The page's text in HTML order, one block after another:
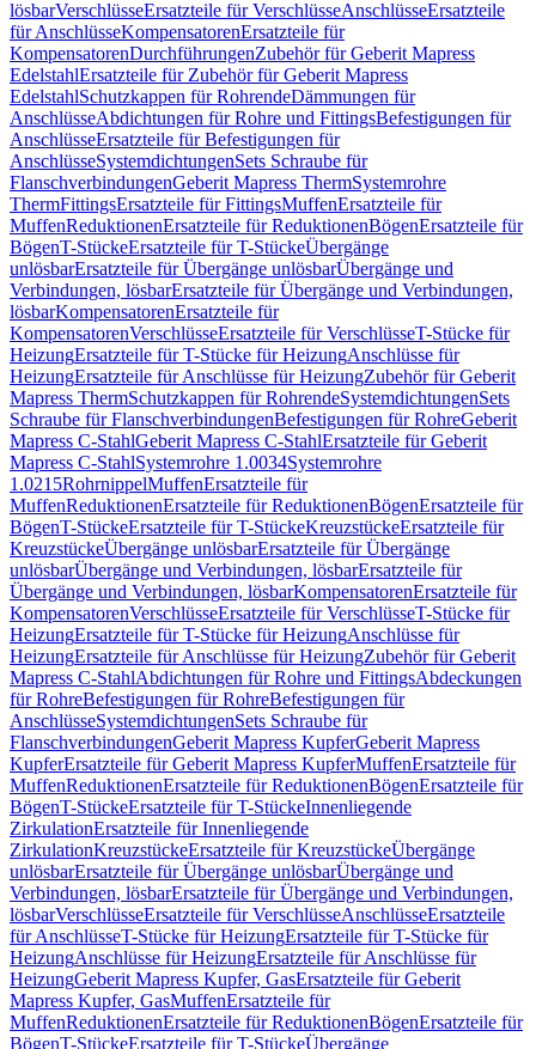
lösbarVerschlüsseErsatzteile für VerschlüsseAnschlüsseErsatzteile
für AnschlüsseKompensatorenErsatzteile für
KompensatorenDurchführungenZubehör für Geberit Mapress
EdelstahlErsatzteile für Zubehör für Geberit Mapress
EdelstahlSchutzkappen für RohrendeDämmungen für
AnschlüsseAbdichtungen für Rohre und FittingsBefestigungen für
AnschlüsseErsatzteile für Befestigungen für
AnschlüsseSystemdichtungenSets Schraube für
FlanschverbindungenGeberit Mapress ThermSystemrohre
ThermFittingsErsatzteile für FittingsMuffenErsatzteile für
MuffenReduktionenErsatzteile für ReduktionenBögenErsatzteile für
BögenT-StückeErsatzteile für T-StückeÜbergänge
unlösbarErsatzteile für Übergänge unlösbarÜbergänge und
Verbindungen, lösbarErsatzteile für Übergänge und Verbindungen,
lösbarKompensatorenErsatzteile für
KompensatorenVerschlüsseErsatzteile für VerschlüsseT-Stücke für
HeizungErsatzteile für T-Stücke für HeizungAnschlüsse für
HeizungErsatzteile für Anschlüsse für HeizungZubehör für Geberit
Mapress ThermSchutzkappen für RohrendeSystemdichtungenSets
Schraube für FlanschverbindungenBefestigungen für RohreGeberit
Mapress C-StahlGeberit Mapress C-StahlErsatzteile für Geberit
Mapress C-StahlSystemrohre 1.0034Systemrohre
1.0215RohrnippelMuffenErsatzteile für
MuffenReduktionenErsatzteile für ReduktionenBögenErsatzteile für
BögenT-StückeErsatzteile für T-StückeKreuzstückeErsatzteile für
KreuzstückeÜbergänge unlösbarErsatzteile für Übergänge
unlösbarÜbergänge und Verbindungen, lösbarErsatzteile für
Übergänge und Verbindungen, lösbarKompensatorenErsatzteile für
KompensatorenVerschlüsseErsatzteile für VerschlüsseT-Stücke für
HeizungErsatzteile für T-Stücke für HeizungAnschlüsse für
HeizungErsatzteile für Anschlüsse für HeizungZubehör für Geberit
Mapress C-StahlAbdichtungen für Rohre und FittingsAbdeckungen
für RohreBefestigungen für RohreBefestigungen für
AnschlüsseSystemdichtungenSets Schraube für
FlanschverbindungenGeberit Mapress KupferGeberit Mapress
KupferErsatzteile für Geberit Mapress KupferMuffenErsatzteile für
MuffenReduktionenErsatzteile für ReduktionenBögenErsatzteile für
BögenT-StückeErsatzteile für T-StückeInnenliegende
ZirkulationErsatzteile für Innenliegende
ZirkulationKreuzstückeErsatzteile für KreuzstückeÜbergänge
unlösbarErsatzteile für Übergänge unlösbarÜbergänge und
Verbindungen, lösbarErsatzteile für Übergänge und Verbindungen,
lösbarVerschlüsseErsatzteile für VerschlüsseAnschlüsseErsatzteile
für AnschlüsseT-Stücke für HeizungErsatzteile für T-Stücke für
HeizungAnschlüsse für HeizungErsatzteile für Anschlüsse für
HeizungGeberit Mapress Kupfer, GasErsatzteile für Geberit
Mapress Kupfer, GasMuffenErsatzteile für
MuffenReduktionenErsatzteile für ReduktionenBögenErsatzteile für
BögenT-StückeErsatzteile für T-StückeÜbergänge